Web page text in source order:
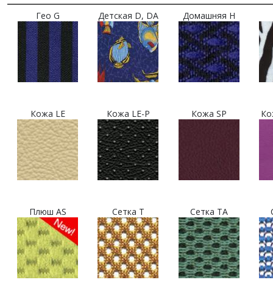
Гео G Детская D, DA Домашняя H
Кожа LE Кожа LE-P Кожа SP
Плюш AS Сетка T Сетка TA